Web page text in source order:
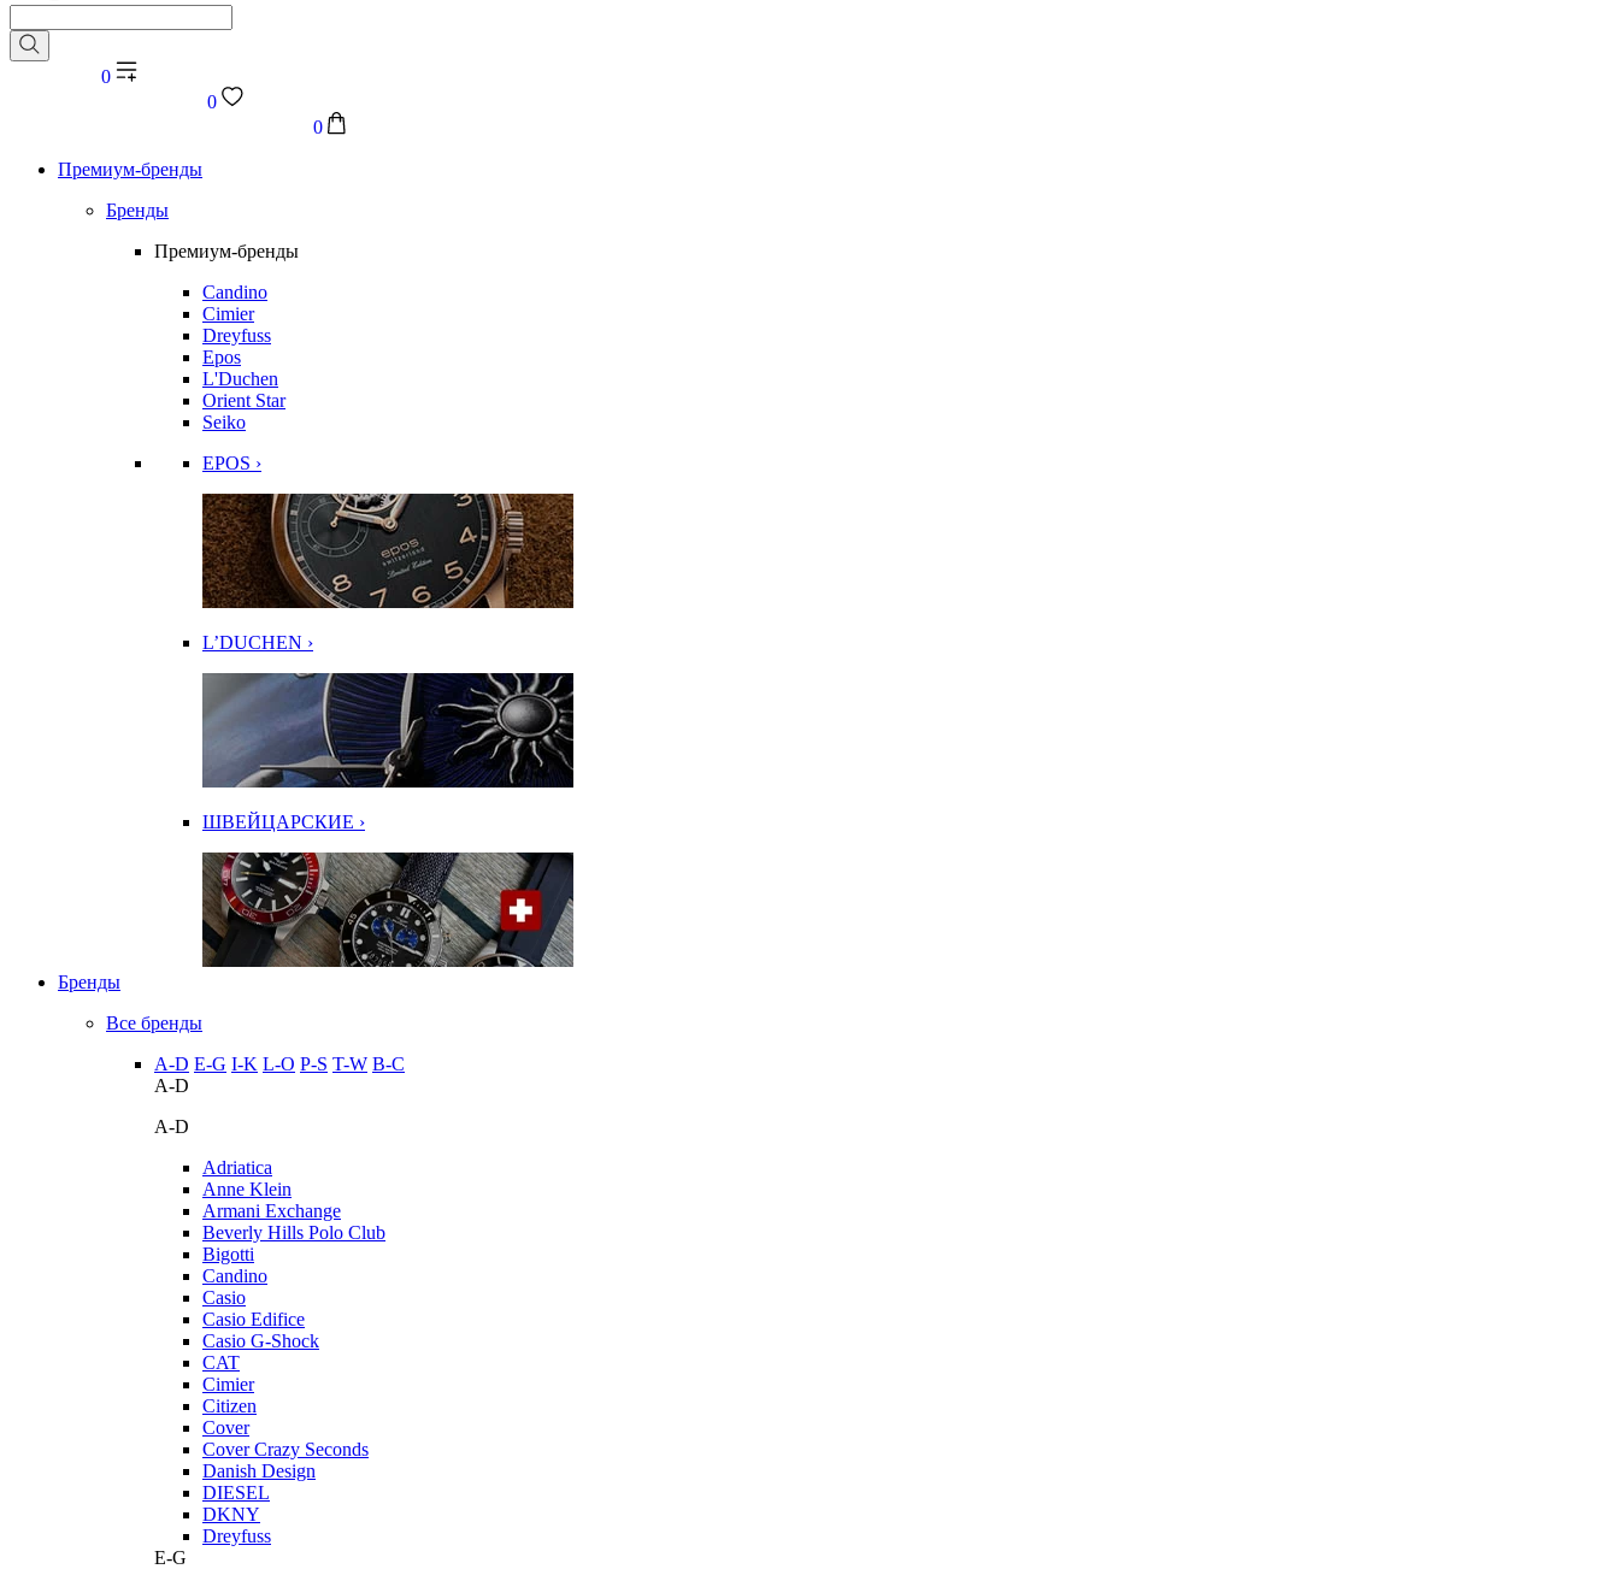
0
0
0
Премиум-бренды
Бренды
Премиум-бренды
Candino
Cimier
Dreyfuss
Epos
L'Duchen
Orient Star
Seiko
EPOS ›
L’DUCHEN ›
ШВЕЙЦАРСКИЕ ›
Бренды
Все бренды
A-D E-G I-K L-O P-S T-W В-С
A-D
A-D
Adriatica
Anne Klein
Armani Exchange
Beverly Hills Polo Club
Bigotti
Candino
Casio
Casio Edifice
Casio G-Shock
CAT
Cimier
Citizen
Cover
Cover Crazy Seconds
Danish Design
DIESEL
DKNY
Dreyfuss
E-G